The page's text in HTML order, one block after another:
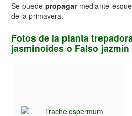
Se puedepropagarmediante
de la primavera.
Fotos de la planta
jasminoides o Falso jazmín